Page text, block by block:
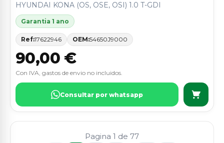
HYUNDAI KONA (OS, OSE, OSI) 1.0 T-GDI
Garantia 1 ano
Ref:17622946 OEM:54650J9000
90,00 €
Con IVA, gastos de envio no incluidos.
Consultar por whatsapp
Pagina 1 de 77